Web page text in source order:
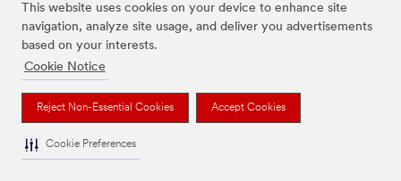
This website uses cookies on your device to enhance site
navigation, analyze site usage, and deliver you advertisements
based on your interests.
Cookie Notice
Reject Non-Essential Cookies Accept Cookies
Cookie Preferences